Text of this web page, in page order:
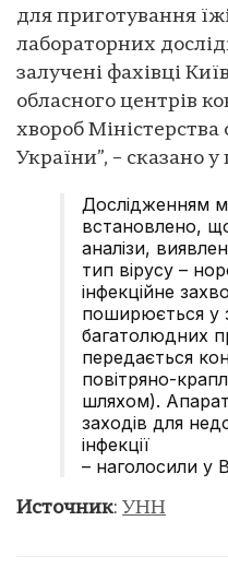
для приготування
лабораторних
залучені фахівці
обласного центрів
хвороб Міністерства
України”, – сказано
Дослідженням
встановлено,
аналізи,
тип вірусу –
інфекційне
поширюється у
багатолюдних
передається
повітряно-
шляхом).
заходів для
інфекції
– наголосили у
Источник: УНН